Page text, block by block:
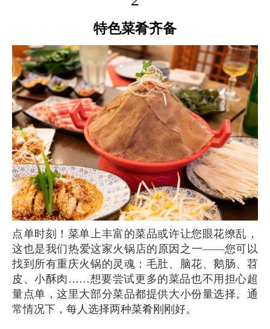
特色菜肴齐备
点单时刻！菜单上丰富的菜品或许让您眼花缭乱，
这也是我们热爱这家火锅店的原因之一——您可以
找到所有重庆火锅的灵魂：毛肚、脑花、鹅肠、苕
皮、小酥肉……想要尝试更多的菜品也不用担心超
量点单，这里大部分菜品都提供大小份量选择。通
常情况下，每人选择两种菜肴刚刚好。